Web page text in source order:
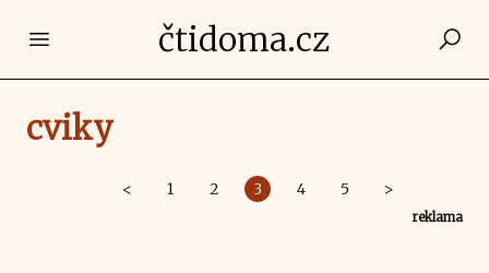
Open main menučtidoma.cz
cviky
< 1 2 3 4 5 >
reklama